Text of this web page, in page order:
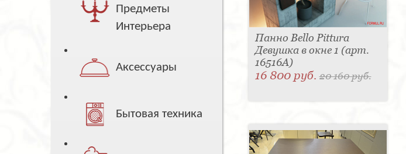
Предметы
Интерьера
Аксессуары
Бытовая техника
Панно Bello Pittura
Девушка в окне 1 (арт.
16516A)
16 800 руб.20 160 руб.